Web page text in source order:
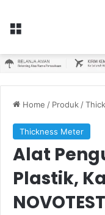
Menu
Home / Produk /
Thickness Meter
Alat
Plastik,